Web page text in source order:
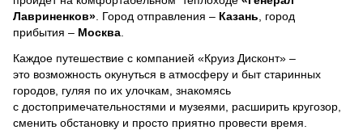
Лавриненков» . Город отправления – Казань , город
прибытия – Москва
Каждое путешествие с компанией «Круиз Дисконт» –
это возможность окунуться в атмосферу и быт старинных
городов, гуляя по их улочкам, знакомясь
с достопримечательностями и музеями, расширить кругозор,
сменить обстановку и просто приятно провести время.